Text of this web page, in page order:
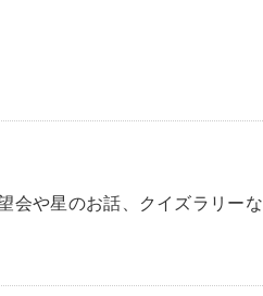
会や星のお話、クイズラリーな